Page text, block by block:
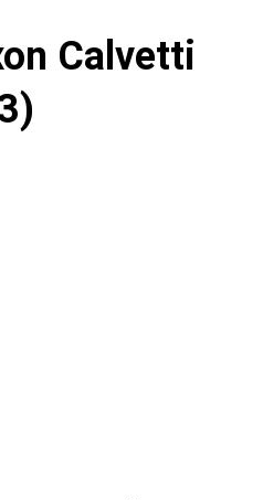
Calvetti